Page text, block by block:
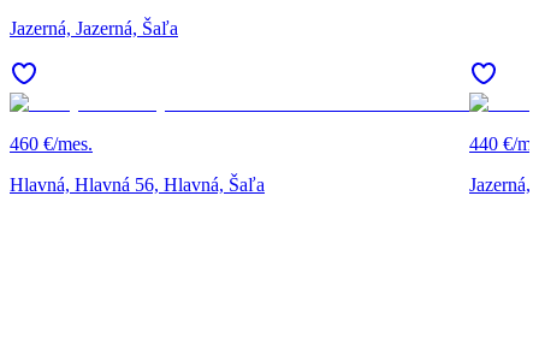
Jazerná, Jazerná, Šaľa
460 €/mes.
Hlavná, Hlavná 56, Hlavná, Šaľa
440 €/
Jazerná,